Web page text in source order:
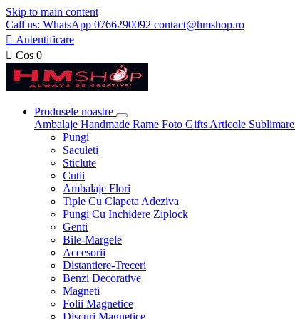
Skip to main content
Call us: WhatsApp 0766290092 contact@hmshop.ro
 Autentificare
 Cos 0
Produsele noastre
Ambalaje Handmade Rame Foto Gifts Articole Sublimare
Pungi
Saculeti
Sticlute
Cutii
Ambalaje Flori
Tiple Cu Clapeta Adeziva
Pungi Cu Inchidere Ziplock
Genti
Bile-Margele
Accesorii
Distantiere-Treceri
Benzi Decorative
Magneti
Folii Magnetice
Discuri Magnetice